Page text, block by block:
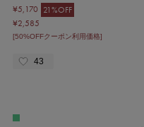
¥5,170 21%OFF
¥2,585
[50%OFFクーポン利用価格]
43